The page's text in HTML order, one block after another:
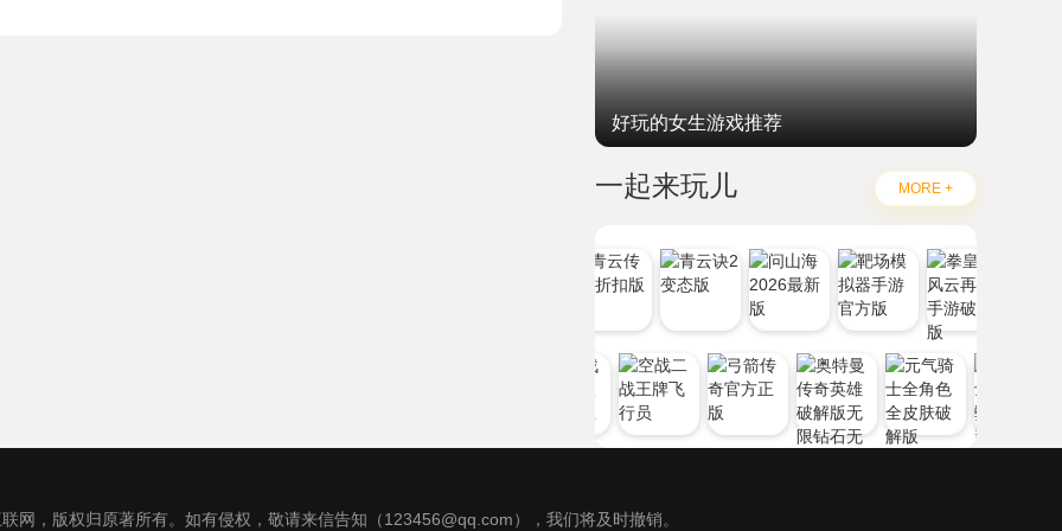
好玩的女生游戏推荐
一起来玩儿 MORE +
网，版权归原著所有。如有侵权，敬请来信告知（123456@qq.com），我们将及时撤销。